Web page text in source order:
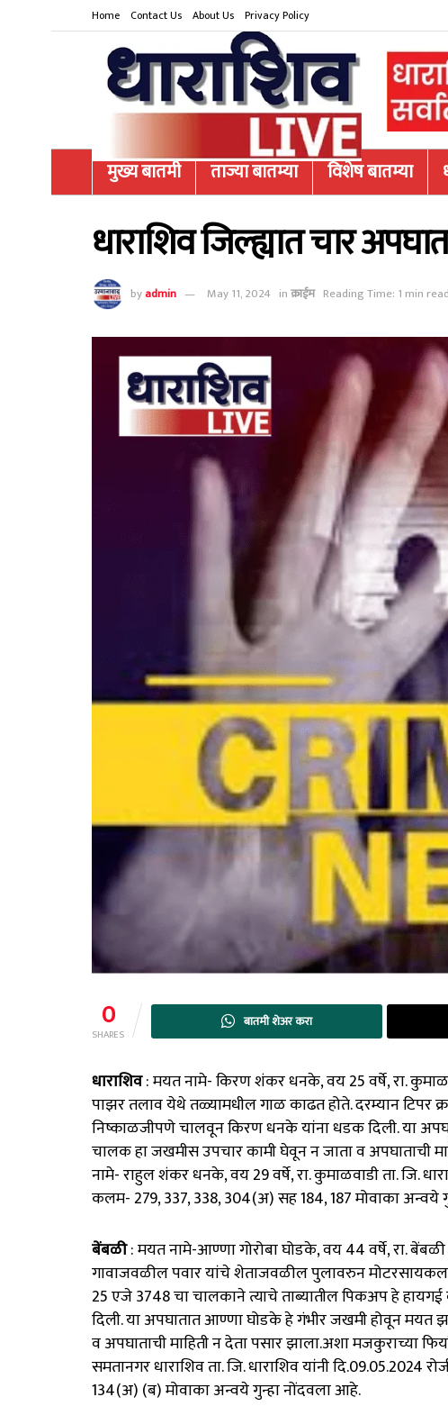
Home Contact Us About Us Privacy Policy
मुख्य बातमी ताज्या बातम्या विशेष बातम्या
धाराशिव जिल्ह्यात चार
byadmin May 11, 2024 inक्राईम Reading Time: 1 min read
0
SHARES
बातमी शेअर करा
धाराशिव: मयत नामे- किरण शंकर धनके, वय 25 वर्षे, रा.
पाझर तलाव येथे तळ्यामधील गाळ काढत होते. दरम्यान टिपर
निष्काळजीपणे चालवून किरण धनके यांना धडक दिली. या
चालक हा जखमीस उपचार कामी घेवून न जाता व अपघाताची
नामे- राहुल शंकर धनके, वय 29 वर्षे, रा. कुमाळवाडी ता. जि.
कलम- 279, 337, 338, 304(अ) सह 184, 187 मोवाका अन्वये
बेंबळी: मयत नामे-आण्णा गोरोबा घोडके, वय 44 वर्षे, रा.
गावाजवळील पवार यांचे शेताजवळील पुलावरुन मोटरसायकल
25 एजे 3748 चा चालकाने त्याचे ताब्यातील पिकअप हे
दिली. या अपघातात आण्णा घोडके हे गंभीर जखमी होवून
व अपघाताची माहिती न देता पसार झाला.अशा मजकुराच्या
समतानगर धाराशिव ता. जि. धाराशिव यांनी
134(अ) (ब) मोवाका अन्वये गुन्हा नोंदवला आहे.